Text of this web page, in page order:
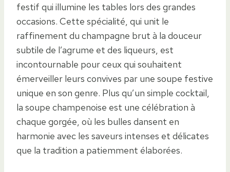
festif qui illumine les tables lors des grandes
occasions. Cette spécialité, qui unit le
raffinement du champagne brut à la douceur
subtile de l’agrume et des liqueurs, est
incontournable pour ceux qui souhaitent
émerveiller leurs convives par une soupe festive
unique en son genre. Plus qu’un simple cocktail,
la soupe champenoise est une célébration à
chaque gorgée, où les bulles dansent en
harmonie avec les saveurs intenses et délicates
que la tradition a patiemment élaborées.